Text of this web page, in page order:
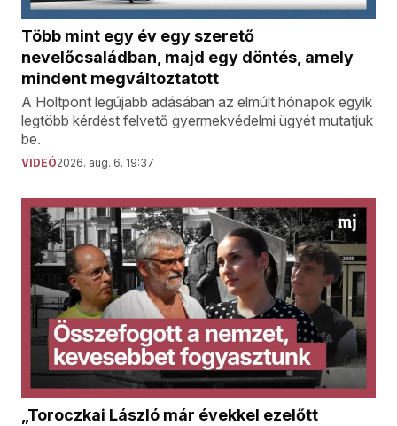
Több mint egy év egy szerető
nevelőcsaládban, majd egy döntés, amely
mindent megváltoztatott
A Holtpont legújabb adásában az elmúlt hónapok egyik
legtöbb kérdést felvető gyermekvédelmi ügyét mutatjuk
be.
VIDEÓ2026. aug. 6. 19:37
„Toroczkai László már évekkel ezelőtt